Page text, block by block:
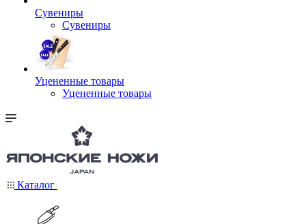
Сувениры
Сувениры
Уцененные товары
Уцененные товары
Каталог